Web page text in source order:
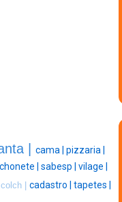
| cama | pizzaria |
| sabesp | vilage |
colch | cadastro | tapetes |